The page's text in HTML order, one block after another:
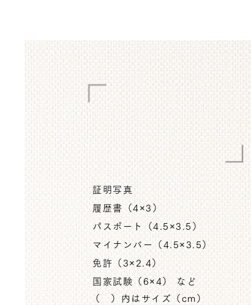
こだわりの証明写真
証明写真
履歴書（4×3）
パスポート（4.5×3.5）
マイナンバー（4.5×3.5）
免許（3×2.4）
国家試験（6×4） など
（ ）内はサイズ（cm）